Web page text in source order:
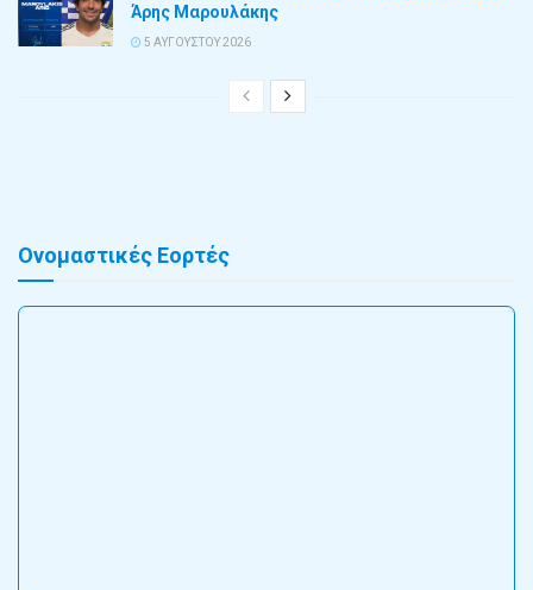
Άρης Μαρουλάκης
5 ΑΥΓΟΎΣΤΟΥ 2026
Ονομαστικές Εορτές